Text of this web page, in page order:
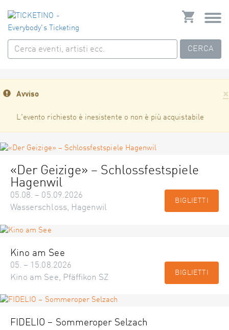
CERCA
×
Avviso
L'evento richiesto è inesistente o non è più acquistabile
«Der Geizige» – Schlossfestspiele
Hagenwil
05.08. – 05.09.2026
Wasserschloss, Hagenwil
BIGLIETTI
Kino am See
05. – 15.08.2026
Kino am See, Pfäffikon SZ
BIGLIETTI
FIDELIO – Sommeroper Selzach